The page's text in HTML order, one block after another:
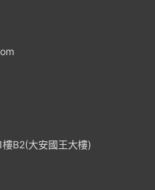
B2(大安國王大樓)